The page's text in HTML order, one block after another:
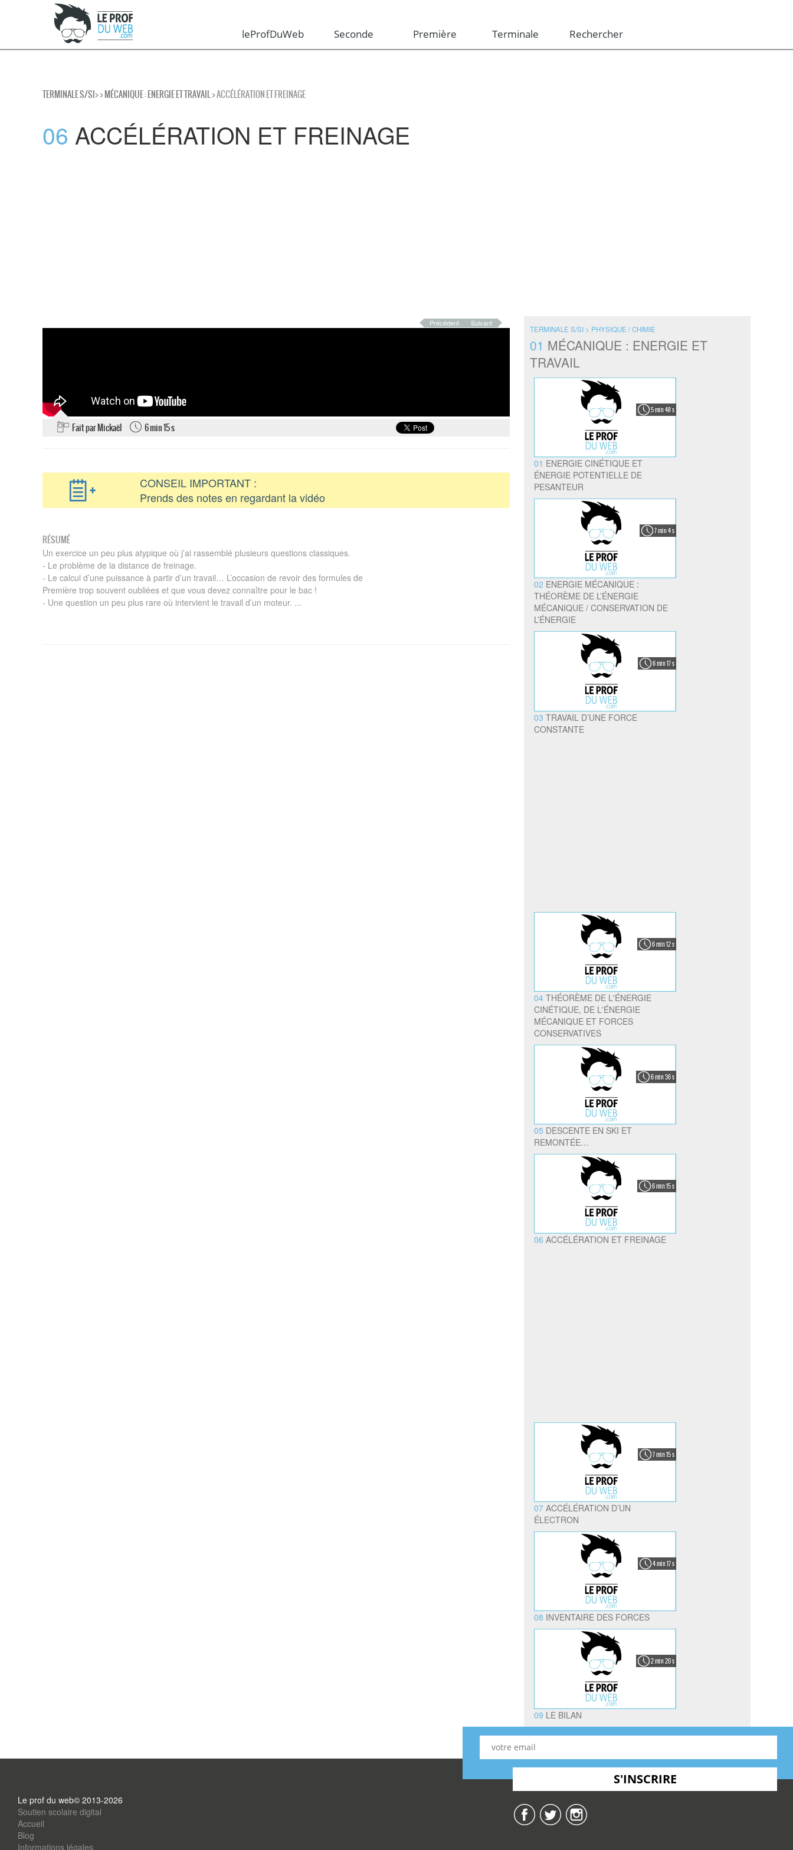
leProfDuWeb Seconde Première Terminale Rechercher
TERMINALE S/SI>>MÉCANIQUE : ENERGIE ET TRAVAIL> ACCÉLÉRATION ET FREINAGE
06 ACCÉLÉRATION ET FREINAGE
Précédent Suivant
Fait par Mickaël 6 min 15 s
CONSEIL IMPORTANT :
Prends des notes en regardant la vidéo
RÉSUMÉ
Un exercice un peu plus atypique où j’ai rassemblé plusieurs questions classiques.
- Le problème de la distance de freinage.
- Le calcul d’une puissance à partir d’un travail… L’occasion de revoir des formules de
Première trop souvent oubliées et que vous devez connaître pour le bac !
- Une question un peu plus rare où intervient le travail d’un moteur. ...
TERMINALE S/SI > PHYSIQUE / CHIMIE
01 MÉCANIQUE : ENERGIE ET
TRAVAIL
5 min 48 s
01 ENERGIE CINÉTIQUE ET
ÉNERGIE POTENTIELLE DE
PESANTEUR
7 min 4 s
02 ENERGIE MÉCANIQUE :
THÉORÈME DE L’ÉNERGIE
MÉCANIQUE / CONSERVATION DE
L’ÉNERGIE
6 min 17 s
03TRAVAIL D’UNE FORCE
CONSTANTE
6 min 12 s
04THÉORÈME DE L'ÉNERGIE
CINÉTIQUE, DE L'ÉNERGIE
MÉCANIQUE ET FORCES
CONSERVATIVES
6 min 36 s
05 DESCENTE EN SKI ET
REMONTÉE…
6 min 15 s
06ACCÉLÉRATION ET FREINAGE
7 min 15 s
07ACCÉLÉRATION D’UN
ÉLECTRON
4 min 17 s
08 INVENTAIRE DES FORCES
2 min 20 s
09 LE BILAN
Le prof du web© 2013-2026
Soutien scolaire digital
Accueil
Blog
Informations légales